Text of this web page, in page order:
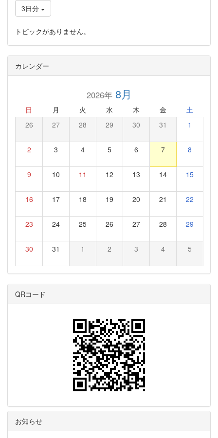
3日分
トピックがありません。
カレンダー
2026年8月
日 月 火 水 木 金 土
26 27 28 29 30 31 1
2 3 4 5 6 7 8
9 10 11 12 13 14 15
16 17 18 19 20 21 22
23 24 25 26 27 28 29
30 31 1 2 3 4 5
QRコード
お知らせ